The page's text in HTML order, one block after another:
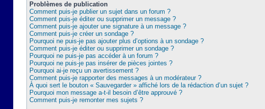
Problèmes de publication
Comment puis-je publier un sujet dans un forum ?
Comment puis-je éditer ou supprimer un message ?
Comment puis-je ajouter une signature à un message ?
Comment puis-je créer un sondage ?
Pourquoi ne puis-je pas ajouter plus d’options à un sondage ?
Comment puis-je éditer ou supprimer un sondage ?
Pourquoi ne puis-je pas accéder à un forum ?
Pourquoi ne puis-je pas insérer de pièces jointes ?
Pourquoi ai-je reçu un avertissement ?
Comment puis-je rapporter des messages à un modérateur ?
À quoi sert le bouton « Sauvegarder » affiché lors de la rédaction d’un sujet ?
Pourquoi mon message a-t-il besoin d’être approuvé ?
Comment puis-je remonter mes sujets ?